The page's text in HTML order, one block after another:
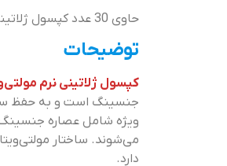
حاوی 30 عدد کپسول ژلاتینی نرم است.
توضیحات
کپسول ژلاتینی نرم
جنسینگ است و به حفظ
ویژه شامل عصاره
می‌شوند. ساختار
دارد.